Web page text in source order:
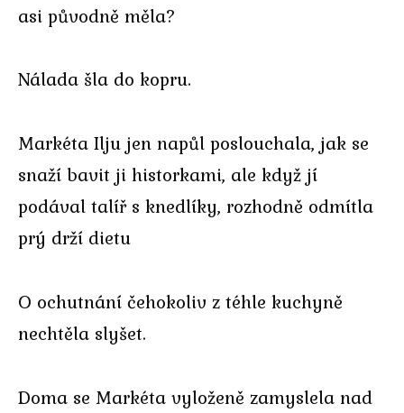
asi původně měla?
Nálada šla do kopru.
Markéta Ilju jen napůl poslouchala, jak se
snaží bavit ji historkami, ale když jí
podával talíř s knedlíky, rozhodně odmítla
prý drží dietu
O ochutnání čehokoliv z téhle kuchyně
nechtěla slyšet.
Doma se Markéta vyloženě zamyslela nad